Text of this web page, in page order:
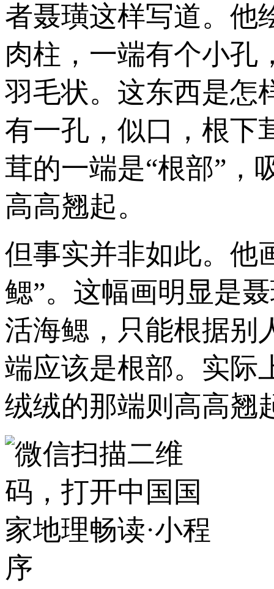
者聂璜这样写道。他
肉柱，一端有个小孔
羽毛状。这东西是怎
有一孔，似口，根下
茸的一端是“根部”，
高高翘起。
但事实并非如此。他
鳃”。这幅画明显是
活海鳃，只能根据别
端应该是根部。实际
绒绒的那端则高高翘